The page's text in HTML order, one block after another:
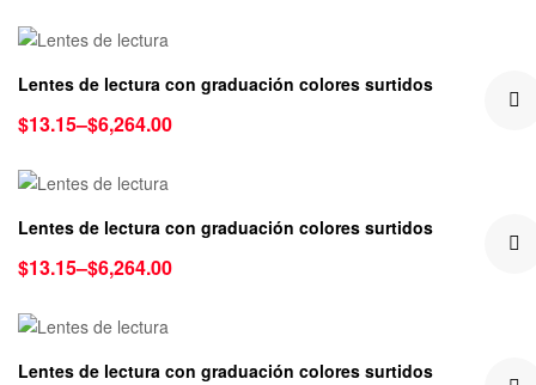
Lentes de lectura con graduación colores surtidos
$13.15–$6,264.00
Lentes de lectura con graduación colores surtidos
$13.15–$6,264.00
Lentes de lectura con graduación colores surtidos